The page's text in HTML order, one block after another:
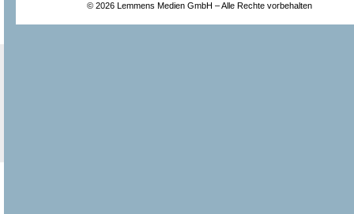
© 2026 Lemmens Medien GmbH – Alle Rechte vorbehalten